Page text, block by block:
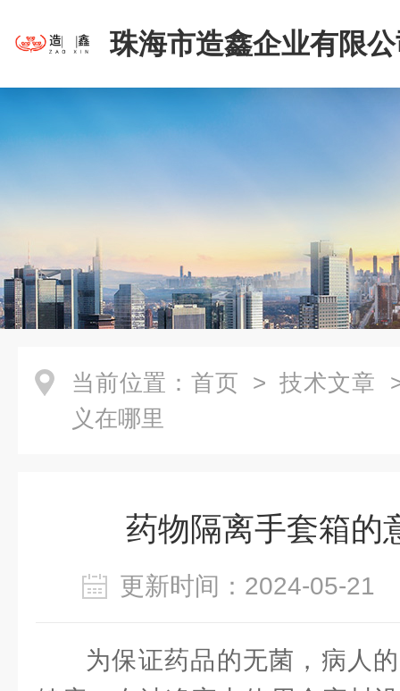
珠海市造鑫企业有限
当前位置： 首页 > 技术文章
义在哪里
药物隔离手套箱的
更新时间：2024-05-
为保证药品的无菌，病人